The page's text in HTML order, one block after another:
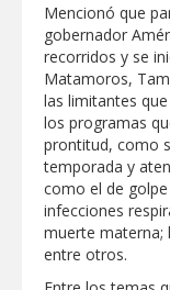
Mencionó que
gobernador
recorridos y se
Matamoros,
las limitantes
los programas
prontitud, como
temporada y
como el de
infecciones
muerte materna;
entre otros.